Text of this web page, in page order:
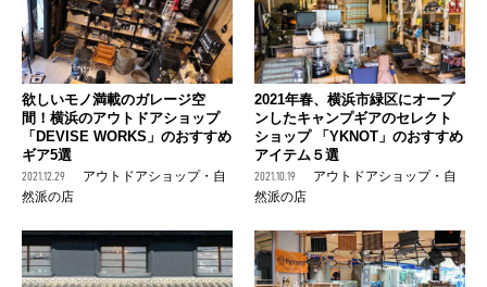
欲しいモノ満載のガレージ空
間！横浜のアウトドアショップ
「DEVISE WORKS」のおすすめ
ギア5選
2021.12.29
アウトドアショップ・自
然派の店
2021年春、横浜市緑区にオープ
ンしたキャンプギアのセレクト
ショップ 「YKNOT」のおすすめ
アイテム５選
2021.10.19
アウトドアショップ・自
然派の店